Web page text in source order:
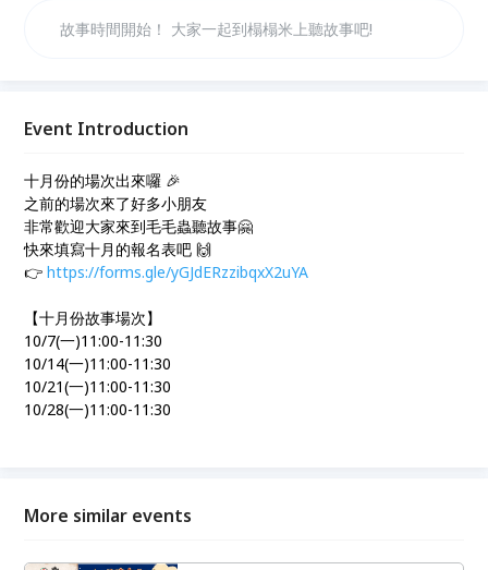
故事時間開始！ 大家一起到榻榻米上聽故事吧!
Event Introduction
十月份的場次出來囉 🎉
之前的場次來了好多小朋友
非常歡迎大家來到毛毛蟲聽故事🤗
快來填寫十月的報名表吧 🙌
👉https://forms.gle/yGJdERzzibqxX2uYA
【十月份故事場次】
10/7(一)11:00-11:30
10/14(一)11:00-11:30
10/21(一)11:00-11:30
10/28(一)11:00-11:30
More similar events